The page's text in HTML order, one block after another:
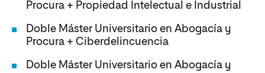
Procura + Propiedad Intelectual e Industrial
Doble Máster Universitario en Abogacía y
Procura + Ciberdelincuencia
Doble Máster Universitario en Abogacía y